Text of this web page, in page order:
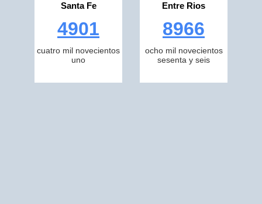
Santa Fe
4901
cuatro mil novecientos
uno
Entre Rios
8966
ocho mil novecientos
sesenta y seis